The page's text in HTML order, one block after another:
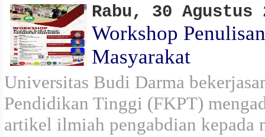
Rabu, 30
Workshop
Masyarakat
Universitas Budi Darma
Pendidikan Tinggi (FKPT)
artikel ilmiah pengabdian kepada